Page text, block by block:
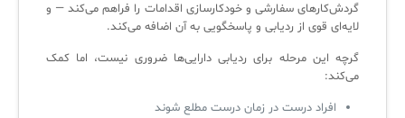
گردش‌کارهای سفارشی و خودکارسازی اقدامات را فراهم می‌کند — و
لایه‌ای قوی از ردیابی و پاسخگویی به آن اضافه می‌کند.
گرچه این مرحله برای ردیابی دارایی‌ها ضروری نیست، اما کمک
می‌کند:
افراد درست در زمان درست مطلع شوند